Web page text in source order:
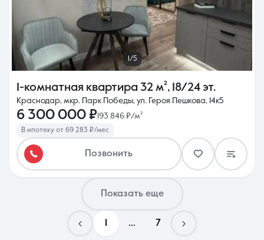
1/5
1-комнатная квартира 32 м², 18/24 эт.
Краснодар, мкр. Парк Победы, ул. Героя Пешкова, 14к5
6 300 000 ₽ 193 846 ₽/м²
В ипотеку от 69 283 ₽/мес
Позвонить
Показать еще
1 ... 7